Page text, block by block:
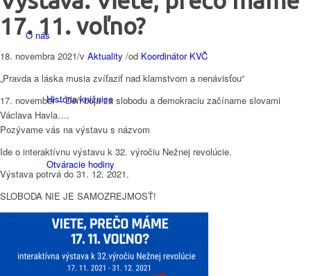
O nás
História knižnice
Otváracie hodiny
Oddelenia knižnice
17. 11. voľno?
18. novembra 2021/v Aktuality /od Koordinátor KVČ
„Pravda a láska musia zvíťaziť nad klamstvom a nenávisťou“
17. november – Deň boja za slobodu a demokraciu začíname slovami
Václava Havla….
Pozývame vás na výstavu s názvom
Ide o interaktívnu výstavu k 32. výročiu Nežnej revolúcie.
Výstava potrvá do 31. 12. 2021.
SLOBODA NIE JE SAMOZREJMOSŤ!